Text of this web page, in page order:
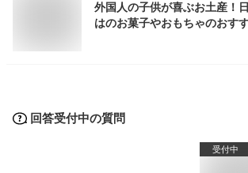
外国人の子供が喜ぶお土産！
はのお菓子やおもちゃのおす
回答受付中の質問
受付中